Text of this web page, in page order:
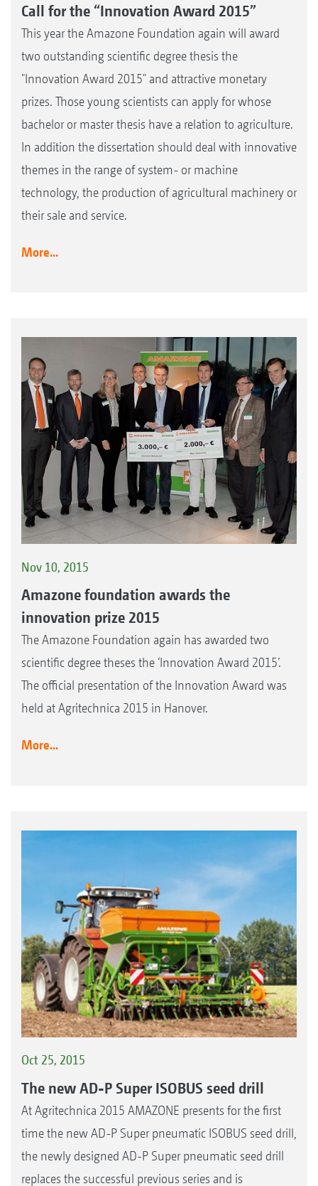
Call for the “Innovation Award 2015”
This year the Amazone Foundation again will award
two outstanding scientific degree thesis the
"Innovation Award 2015" and attractive monetary
prizes. Those young scientists can apply for whose
bachelor or master thesis have a relation to agriculture.
In addition the dissertation should deal with innovative
themes in the range of system- or machine
technology, the production of agricultural machinery or
their sale and service.
More...
Nov 10, 2015
Amazone foundation awards the
innovation prize 2015
The Amazone Foundation again has awarded two
scientific degree theses the ‘Innovation Award 2015’.
The official presentation of the Innovation Award was
held at Agritechnica 2015 in Hanover.
More...
Oct 25, 2015
The new AD-P Super ISOBUS seed drill
At Agritechnica 2015 AMAZONE presents for the first
time the new AD-P Super pneumatic ISOBUS seed drill,
the newly designed AD-P Super pneumatic seed drill
replaces the successful previous series and is